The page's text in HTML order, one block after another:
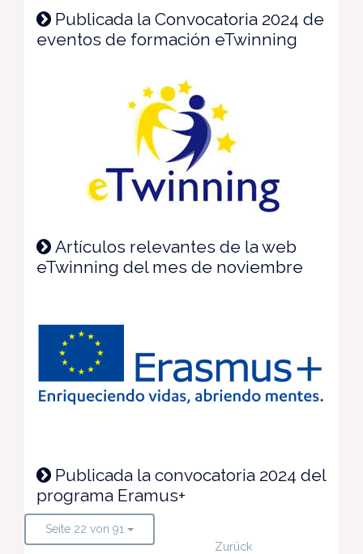
Publicada la Convocatoria 2024 de
eventos de formación eTwinning
Artículos relevantes de la web
eTwinning del mes de noviembre
Publicada la convocatoria 2024 del
programa Eramus+
Seite 22 von 91
Zurück